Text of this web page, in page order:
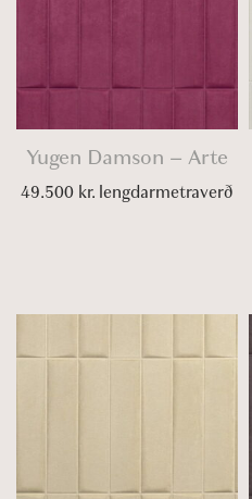
Yugen Damson – Arte
49.500 kr. lengdarmetraverð